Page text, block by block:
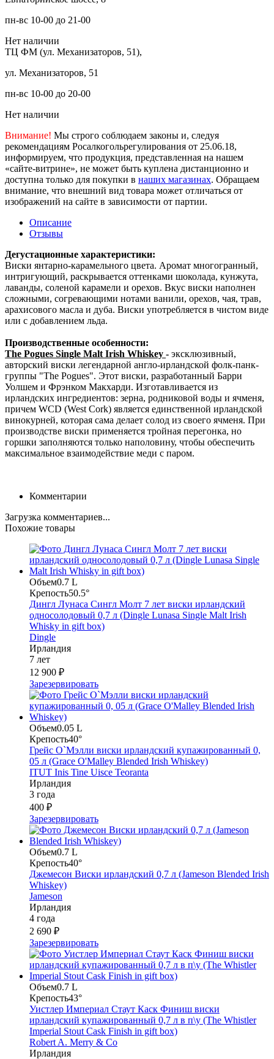
пн-вс 10-00 до 21-00
Нет наличии
ТЦ ФМ (ул. Механизаторов, 51),
ул. Механизаторов, 51
пн-вс 10-00 до 20-00
Нет наличии
Внимание! Мы строго соблюдаем законы и, следуя
рекомендациям Росалкогольрегулирования от 25.06.18,
информируем, что продукция, представленная на нашем
«сайте-витрине», не может быть куплена дистанционно и
доступна только для покупки в наших магазинах. Обращаем
внимание, что внешний вид товара может отличаться от
изображений на сайте в зависимости от партии.
Описание
Отзывы
Дегустационные характеристики:
Виски янтарно-карамельного цвета. Аромат многогранный,
интригующий, раскрывается оттенками шоколада, кунжута,
лаванды, соленой карамели и орехов. Вкус виски наполнен
сложными, согревающими нотами ванили, орехов, чая, трав,
арахисового масла и дуба. Виски употребляется в чистом виде
или с добавлением льда.
Производственные особенности:
The Pogues Single Malt Irish Whiskey - эксклюзивный,
авторский виски легендарной англо-ирландской фолк-панк-
группы "The Pogues". Этот виски, разработанный Барри
Уолшем и Фрэнком Макхарди. Изготавливается из
ирландских ингредиентов: зерна, родниковой воды и ячменя,
причем WCD (West Cork) является единственной ирландской
винокурней, которая сама делает солод из своего ячменя. При
производстве виски применяется тройная перегонка, но
горшки заполняются только наполовину, чтобы обеспечить
максимальное взаимодействие меди с паром.
Комментарии
Загрузка комментариев...
Похожие товары
Объем0.7 L
Крепость50.5°
Дингл Лунаса Сингл Молт 7 лет виски ирландский
односолодовый 0,7 л (Dingle Lunasa Single Malt Irish
Whisky in gift box)
Dingle
Ирландия
7 лет
12 900 ₽
Зарезервировать
Объем0.05 L
Крепость40°
Грейс О`Мэлли виски ирландский купажированный 0,
05 л (Grace O'Malley Blended Irish Whiskey)
ITUT Inis Tine Uisce Teoranta
Ирландия
3 года
400 ₽
Зарезервировать
Объем0.7 L
Крепость40°
Джемесон Виски ирландский 0,7 л (Jameson Blended Irish
Whiskey)
Jameson
Ирландия
4 года
2 690 ₽
Зарезервировать
Объем0.7 L
Крепость43°
Уистлер Империал Стаут Каск Финиш виски
ирландский купажированный 0,7 л в п\у (The Whistler
Imperial Stout Cask Finish in gift box)
Robert A. Merry & Co
Ирландия